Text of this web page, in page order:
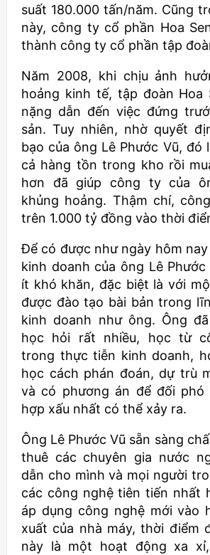
suất 180.000 tấn/năm. Cũng
này, công ty cổ phần Hoa
thành công ty cổ phần tập
Năm 2008, khi chịu ảnh
hoảng kinh tế, tập đoàn Hoa
nặng dẫn đến việc đứng
sản. Tuy nhiên, nhờ quyết
bạo của ông Lê Phước Vũ, đó
cả hàng tồn trong kho rồi
hơn đã giúp công ty của
khủng hoảng. Thậm chí,
trên 1.000 tỷ đồng vào thời
Để có được như ngày hôm
kinh doanh của ông Lê
ít khó khăn, đặc biệt là với
được đào tạo bài bản trong
kinh doanh như ông. Ông
học hỏi rất nhiều, học từ
trong thực tiễn kinh doanh,
học cách phán đoán, dự trù
và có phương án để đối phó
hợp xấu nhất có thể xảy ra.
Ông Lê Phước Vũ sẵn sàng
thuê các chuyên gia nước
dẫn cho mình và mọi người
các công nghệ tiên tiến nhất
áp dụng công nghệ mới vào
xuất của nhà máy, thời điểm
này là một hoạt động xa